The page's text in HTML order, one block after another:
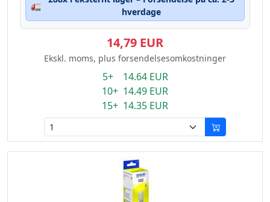
🚛
hverdage
14,79 EUR
Ekskl. moms, plus forsendelsesomkostninger
5+ 14.64 EUR
10+ 14.49 EUR
15+ 14.35 EUR